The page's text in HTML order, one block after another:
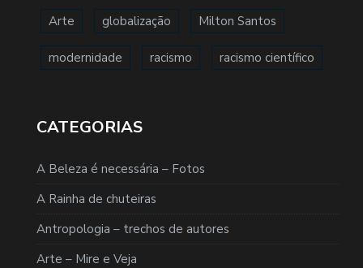
Arte globalização Milton Santos
modernidade racismo racismo científico
CATEGORIAS
A Beleza é necessária – Fotos
A Rainha de chuteiras
Antropologia – trechos de autores
Arte – Mire e Veja